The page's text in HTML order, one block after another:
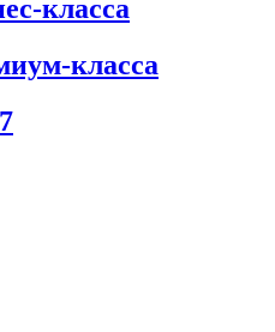
класса
класса